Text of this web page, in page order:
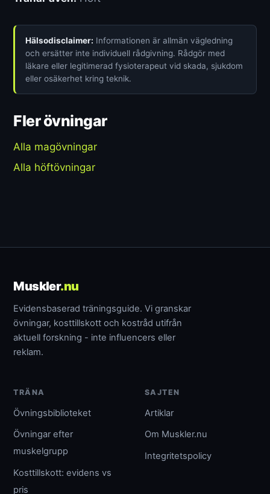
Hälsodisclaimer: Informationen är allmän vägledning
och ersätter inte individuell rådgivning. Rådgör med
läkare eller legitimerad fysioterapeut vid skada, sjukdom
eller osäkerhet kring teknik.
Fler övningar
Alla magövningar
Alla höftövningar
Muskler.nu
Evidensbaserad träningsguide. Vi granskar
övningar, kosttillskott och kostråd utifrån
aktuell forskning - inte influencers eller
reklam.
TRÄNA
Övningsbiblioteket
Övningar efter
muskelgrupp
Kosttillskott: evidens vs
pris
SAJTEN
Artiklar
Om Muskler.nu
Integritetspolicy